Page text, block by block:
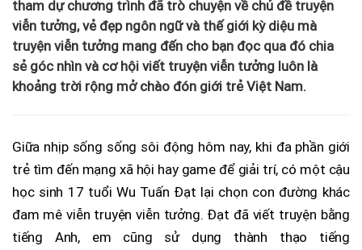
tham dự chương trình đã trò chuyện về chủ đề truyện
viễn tưởng, vẻ đẹp ngôn ngữ và thế giới kỳ diệu mà
truyện viễn tưởng mang đến cho bạn đọc qua đó chia
sẻ góc nhìn và cơ hội viết truyện viễn tưởng luôn là
khoảng trời rộng mở chào đón giới trẻ Việt Nam.
Giữa nhịp sống sống sôi động hôm nay, khi đa phần giới
trẻ tìm đến mạng xã hội hay game để giải trí, có một cậu
học sinh 17 tuổi Wu Tuấn Đạt lại chọn con đường khác
đam mê viễn truyện viễn tưởng. Đạt đã viết truyện bằng
tiếng Anh, em cũng sử dụng thành thạo tiếng